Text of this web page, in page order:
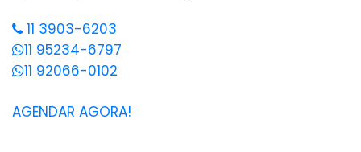
11 3903-6203
11 95234-6797
11 92066-0102
AGENDAR AGORA!